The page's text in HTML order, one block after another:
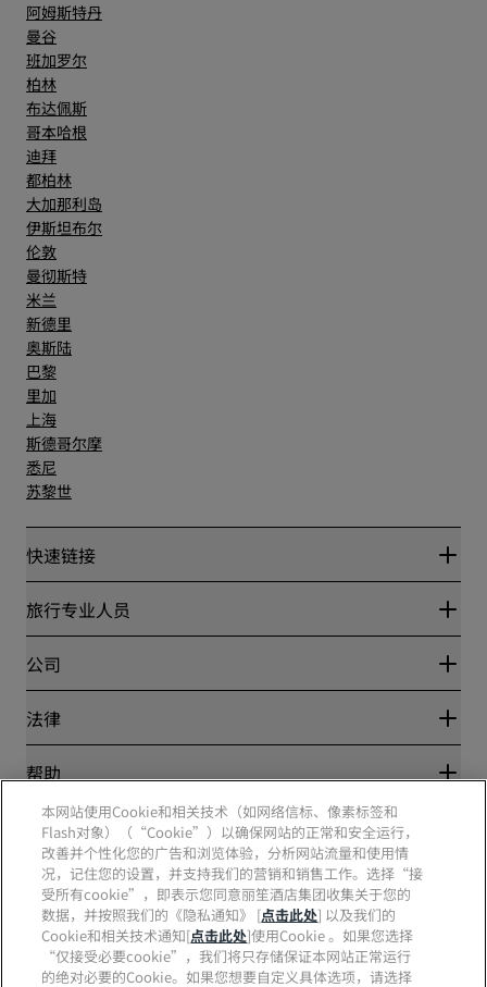
阿姆斯特丹
曼谷
班加罗尔
柏林
布达佩斯
哥本哈根
迪拜
都柏林
大加那利岛
伊斯坦布尔
伦敦
曼彻斯特
米兰
新德里
奥斯陆
巴黎
里加
上海
斯德哥尔摩
悉尼
苏黎世
快速链接
丽赏会
Blog
目的地
丽笙酒店集团APP
体育认证酒店
家庭友好型酒店
旅行专业人员
合作伙伴
公司
丽笙酒店集团
工作机会 RHG
工作机会 PPHE
工作机会 EHL
The Club by RHG
发展机会
责任经营
采购
法律
隐私中心
丽赏会条款和条件
网站使用协议
数字无障碍
现代奴隶制声明
帮助
消费者警示
联系方式
常见问题
网站地图
社交媒体
丽笙酒店集团品牌
本网站使用Cookie和相关技术（如网络信标、像素标签和
Flash对象）（“Cookie”）以确保网站的正常和安全运行，
改善并个性化您的广告和浏览体验，分析网站流量和使用情
况，记住您的设置，并支持我们的营销和销售工作。选择“接
受所有cookie”，即表示您同意丽笙酒店集团收集关于您的
数据，并按照我们的《隐私通知》 [点击此处] 以及我们的
Cookie和相关技术通知[点击此处]使用Cookie 。如果您选择
“仅接受必要cookie”，我们将只存储保证本网站正常运行
的绝对必要的Cookie。如果您想要自定义具体选项，请选择